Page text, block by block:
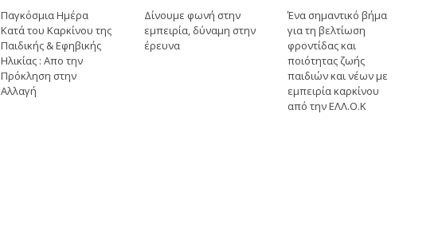
Παγκόσμια Ημέρα
Κατά του Καρκίνου της
Παιδικής & Εφηβικής
Ηλικίας : Απο την
Πρόκληση στην
Αλλαγή
Δίνουμε φωνή στην
εμπειρία, δύναμη στην
έρευνα
Ένα σημαντικό βήμα
για τη βελτίωση
φροντίδας και
ποιότητας ζωής
παιδιών και νέων με
εμπειρία καρκίνου
από την ΕΛΛ.Ο.Κ